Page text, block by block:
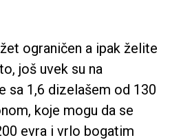
ograničen a ipak želite
još uvek su na
sa 1,6 dizelašem od 130
koje mogu da se
evra i vrlo bogatim